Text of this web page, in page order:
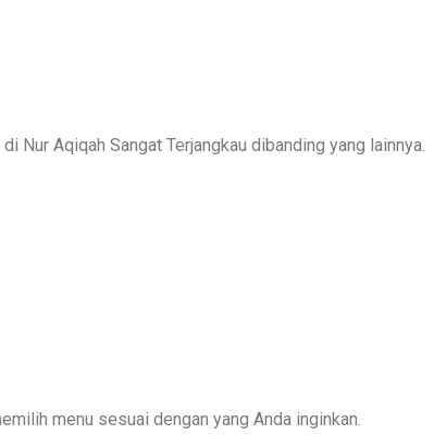
Nur Aqiqah Sangat Terjangkau dibanding yang lainnya.
menu sesuai dengan yang Anda inginkan.